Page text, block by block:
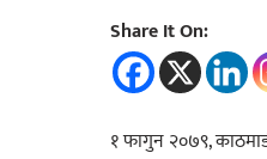
Share It On:
१ फागुन २०७९,